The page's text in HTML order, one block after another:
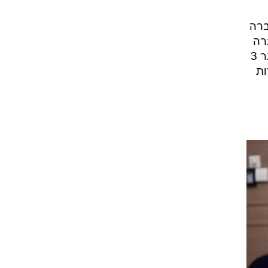
לשלם ללקוח דמי טרחה של 24 שקל. ההצעה שאושרה בקריאה ראשונה, לפיה לקוח שחויב ביתר 3